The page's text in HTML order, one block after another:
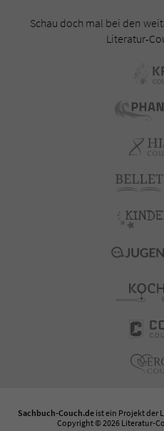
Schau doch mal bei den
Literatur-
Sachbuch-Couch.de ist ein Projekt der
Copyright © 2026 Literatur-